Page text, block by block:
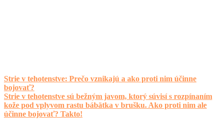
Strie v tehotenstve: Prečo vznikajú a ako proti nim účinne
bojovať?
Strie v tehotenstve sú bežným javom, ktorý súvisí s rozpínaním
kože pod vplyvom rastu bábätka v brušku. Ako proti nim ale
účinne bojovať? Takto!